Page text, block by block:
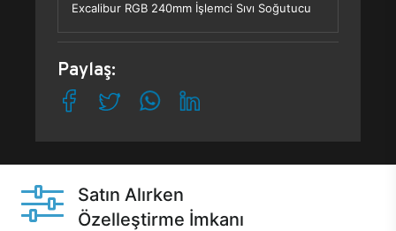
Excalibur RGB 240mm İşlemci Sıvı Soğutucu
Paylaş:
Satın Alırken
Özelleştirme İmkanı